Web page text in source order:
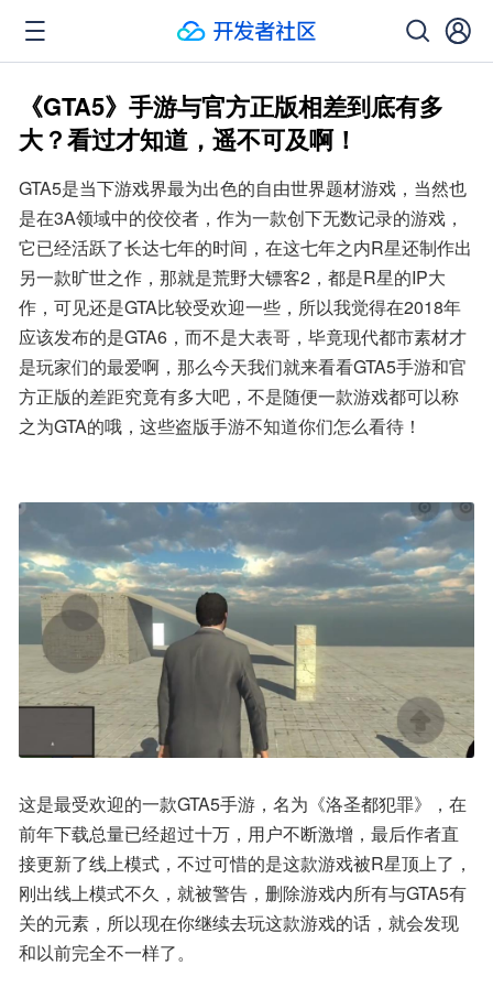
《GTA5》手游与官方正版相差到底有多
大？看过才知道，遥不可及啊！
GTA5是当下游戏界最为出色的自由世界题材游戏，当然也
是在3A领域中的佼佼者，作为一款创下无数记录的游戏，
它已经活跃了长达七年的时间，在这七年之内R星还制作出
另一款旷世之作，那就是荒野大镖客2，都是R星的IP大
作，可见还是GTA比较受欢迎一些，所以我觉得在2018年
应该发布的是GTA6，而不是大表哥，毕竟现代都市素材才
是玩家们的最爱啊，那么今天我们就来看看GTA5手游和官
方正版的差距究竟有多大吧，不是随便一款游戏都可以称
之为GTA的哦，这些盗版手游不知道你们怎么看待！
这是最受欢迎的一款GTA5手游，名为《洛圣都犯罪》，在
前年下载总量已经超过十万，用户不断激增，最后作者直
接更新了线上模式，不过可惜的是这款游戏被R星顶上了，
刚出线上模式不久，就被警告，删除游戏内所有与GTA5有
关的元素，所以现在你继续去玩这款游戏的话，就会发现
和以前完全不一样了。